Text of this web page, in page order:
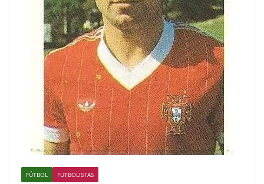
FÚTBOL FUTBOLISTAS